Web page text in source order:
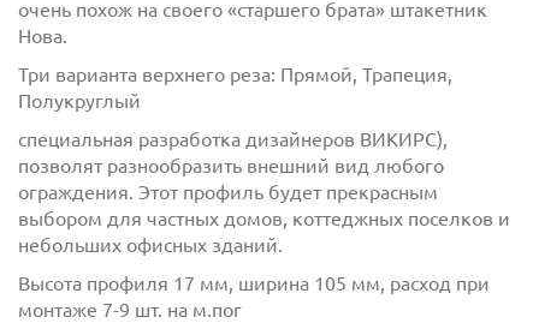
сполитикой обработки персональных данных
ознакомлен(-а) и даюсогласиена обработку
персональных данных
сполитикой конфиденциальностиознакомлен(-а)
и даю согласие
очень похож на своего «старшего брата» штакетник
Нова.
Три варианта верхнего реза: Прямой, Трапеция,
Полукруглый
специальная разработка дизайнеров ВИКИРС),
позволят разнообразить внешний вид любого
ограждения. Этот профиль будет прекрасным
выбором для частных домов, коттеджных поселков и
небольших офисных зданий.
Высота профиля 17 мм, ширина 105 мм, расход при
монтаже 7-9 шт. на м.пог